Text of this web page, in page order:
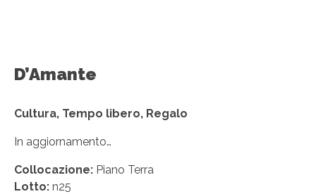
D’Amante
Cultura, Tempo libero, Regalo
In aggiornamento…
Collocazione: Piano Terra
Lotto: n25